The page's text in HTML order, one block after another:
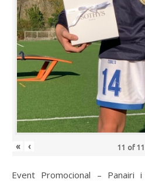
« ‹ 11 of 11
Event Promocional – Panairi